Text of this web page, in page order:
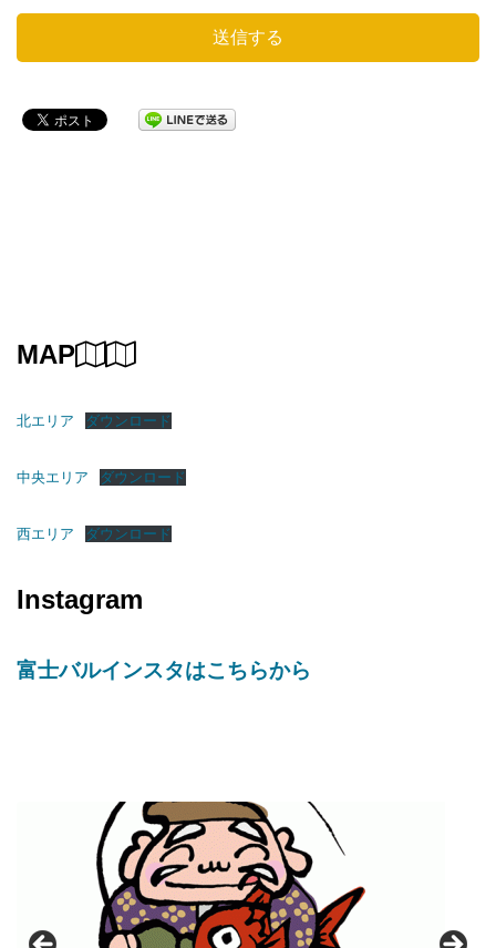
MAP
北エリア ダウンロード
中央エリア ダウンロード
西エリア ダウンロード
Instagram
富士バルインスタはこちらから